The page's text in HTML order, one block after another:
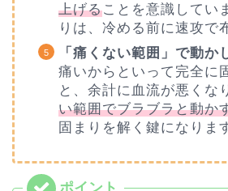
上げることを意識してい
りは、冷める前に速攻で
「痛くない範囲」で動か
痛いからといって完全に
と、余計に血流が悪くな
い範囲でブラブラと動か
固まりを解く鍵になりま